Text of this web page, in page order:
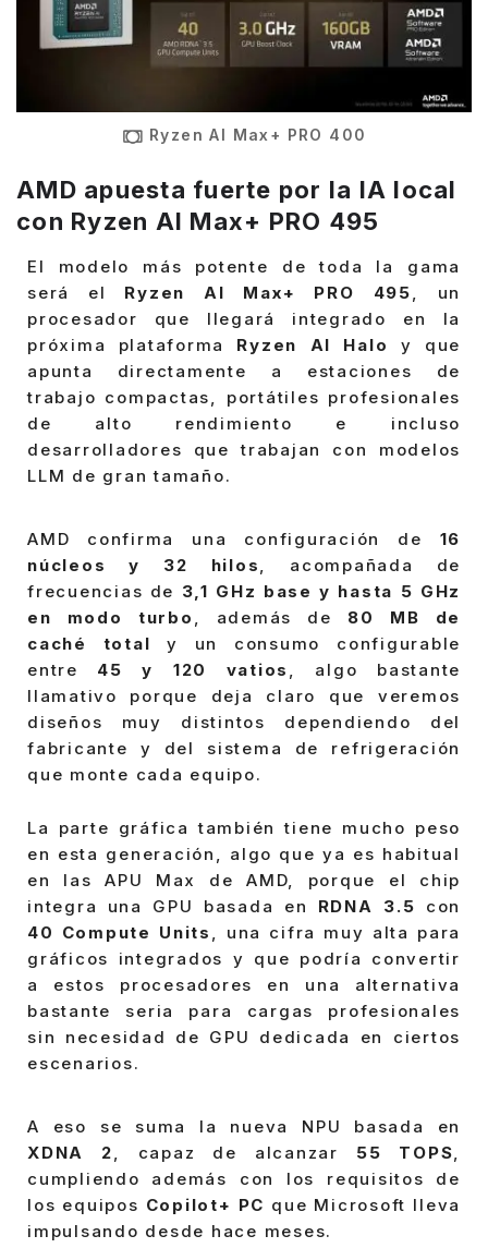
Ryzen AI Max+ PRO 400
AMD apuesta fuerte por la IA local
con Ryzen AI Max+ PRO 495
El modelo más potente de toda la gama
será el Ryzen AI Max+ PRO 495, un
procesador que llegará integrado en la
próxima plataforma Ryzen AI Halo
y que
apunta directamente a estaciones de
trabajo compactas, portátiles profesionales
de alto rendimiento e incluso
desarrolladores que trabajan con modelos
LLM de gran tamaño.
AMD confirma una configuración de 16
núcleos y 32 hilos, acompañada de
frecuencias de 3,1 GHz base y hasta 5 GHz
en modo turbo , además de 80 MB de
caché total y un consumo configurable
entre 45 y 120 vatios , algo bastante
llamativo porque deja claro que veremos
diseños muy distintos dependiendo del
fabricante y del sistema de refrigeración
que monte cada equipo.
La parte gráfica también tiene mucho peso
en esta generación, algo que ya es habitual
en las APU Max de AMD, porque el chip
integra una GPU basada en RDNA 3.5 con
40 Compute Units , una cifra muy alta para
gráficos integrados y que podría convertir
a estos procesadores en una alternativa
bastante seria para cargas profesionales
sin necesidad de GPU dedicada en ciertos
escenarios.
A eso se suma la nueva NPU basada en
XDNA 2, capaz de alcanzar 55 TOPS,
cumpliendo además con los requisitos de
los equipos Copilot+ PC que Microsoft lleva
impulsando desde hace meses.